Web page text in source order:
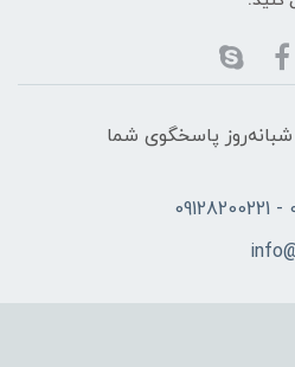
، ۲۴ ساعت شبانه‌روز پاسخگوی شما